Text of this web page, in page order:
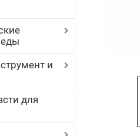
и
для